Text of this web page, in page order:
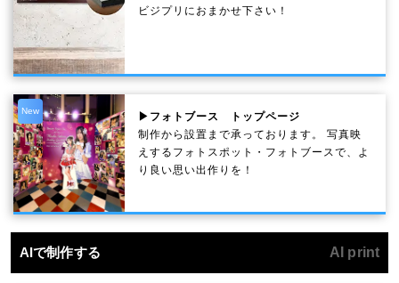
ビジプリにおまかせ下さい！
New
▶フォトブース トップページ
制作から設置まで承っております。 写真映
えするフォトスポット・フォトブースで、よ
り良い思い出作りを！
AIで制作する AI print